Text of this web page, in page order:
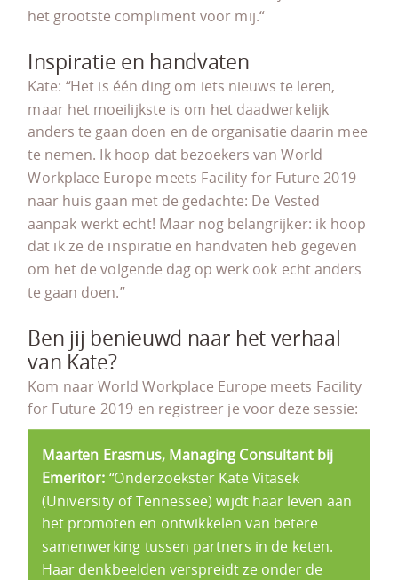
het grootste compliment voor mij.“
Inspiratie en handvaten
Kate: “Het is één ding om iets nieuws te leren,
maar het moeilijkste is om het daadwerkelijk
anders te gaan doen en de organisatie daarin mee
te nemen. Ik hoop dat bezoekers van World
Workplace Europe meets Facility for Future 2019
naar huis gaan met de gedachte: De Vested
aanpak werkt echt! Maar nog belangrijker: ik hoop
dat ik ze de inspiratie en handvaten heb gegeven
om het de volgende dag op werk ook echt anders
te gaan doen.”
Ben jij benieuwd naar het verhaal
van Kate?
Kom naar World Workplace Europe meets Facility
for Future 2019 en registreer je voor deze sessie:
Maarten Erasmus, Managing Consultant bij
Emeritor: “Onderzoekster Kate Vitasek
(University of Tennessee) wijdt haar leven aan
het promoten en ontwikkelen van betere
samenwerking tussen partners in de keten.
Haar denkbeelden verspreidt ze onder de